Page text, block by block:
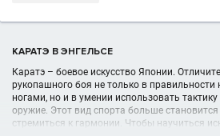
КАРАТЭ В ЭНГЕЛЬСЕ
Каратэ – боевое искусство Японии.
рукопашного боя не только в правильности
ногами, но и в умении использовать
оружие. Этот вид спорта больше
стремиться к гармонии. Чтобы научиться